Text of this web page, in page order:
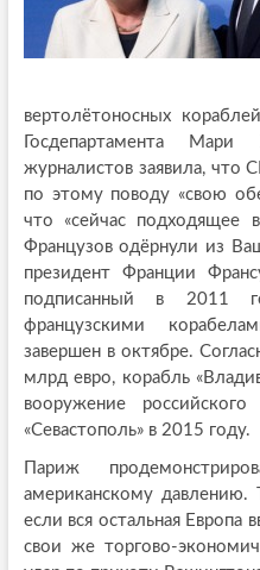
вертолётоносных
Госдепартамента
журналистов заявила, что
по этому поводу «свою
что «сейчас подходящее
Французов одёрнули из
президент Франции
подписанный в 2011
французскими
завершен в октябре.
млрд евро, корабль
вооружение
«Севастополь» в 2015 году.
Париж
американскому давлению.
если вся остальная Европа
свои же торгово-